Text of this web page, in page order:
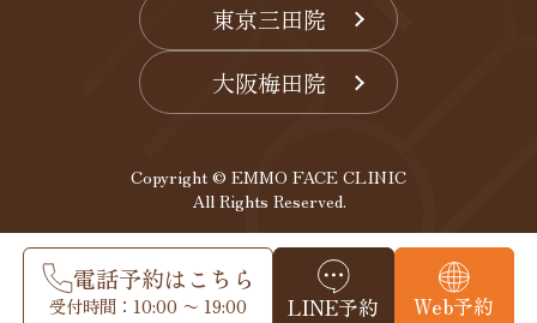
電話予約はこちら
受付時間：10:00 〜 19:00 LINE予約 Web予約
東京三田院
大阪梅田院
Copyright © EMMO FACE CLINIC
All Rights Reserved.